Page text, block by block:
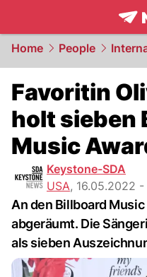
Home People
Favoritin
holt sieben
Music
Keystone-SDA
USA, 16.05.2022 -
An den Billboard
abgeräumt. Die
als sieben